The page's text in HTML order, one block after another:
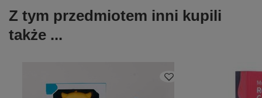
Z tym przedmiotem inni kupili
także ...